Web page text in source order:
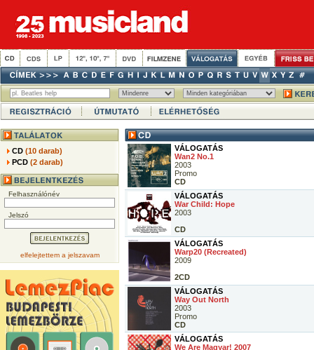
CD(10 darab)
PCD(2 darab)
Felhasználónév
Jelszó
elfelejtettem a jelszavam
VÁLOGATÁS
Wan2 No.1
2003
Promo
CD
VÁLOGATÁS
War Child: Hope
2003
CD
VÁLOGATÁS
Warp20 (Recreated)
2009
2CD
VÁLOGATÁS
Way Out North
2003
Promo
CD
VÁLOGATÁS
We Are Magyar! 2007